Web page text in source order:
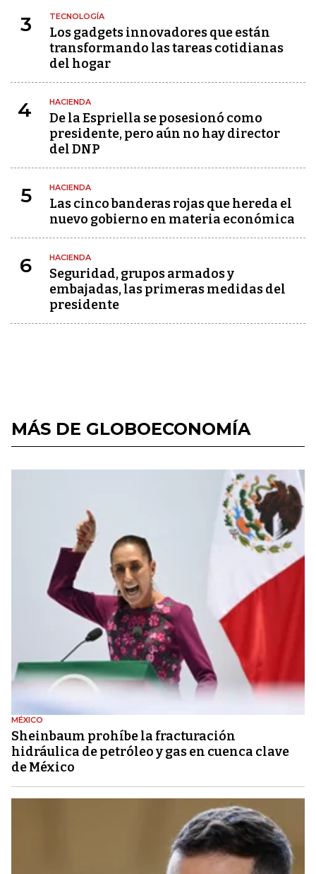
3 TECNOLOGÍA
Los gadgets innovadores que están
transformando las tareas cotidianas
del hogar
4 HACIENDA
De la Espriella se posesionó como
presidente, pero aún no hay director
del DNP
5 HACIENDA
Las cinco banderas rojas que hereda el
nuevo gobierno en materia económica
6 HACIENDA
Seguridad, grupos armados y
embajadas, las primeras medidas del
presidente
MÁS DE GLOBOECONOMÍA
MÉXICO
Sheinbaum prohíbe la fracturación
hidráulica de petróleo y gas en cuenca clave
de México